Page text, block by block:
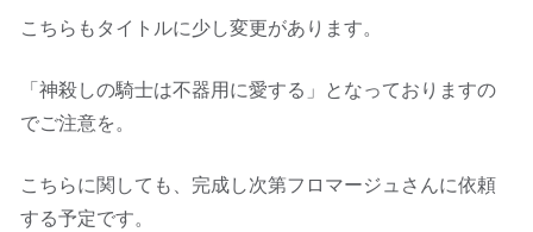
こちらもタイトルに少し変更があります。
「神殺しの騎士は不器用に愛する」となっておりますの
でご注意を。
こちらに関しても、完成し次第フロマージュさんに依頼
する予定です。